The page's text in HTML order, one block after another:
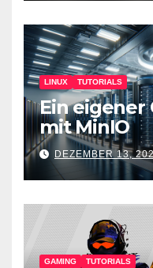
LINUX TUTORIALS
Ein eigener
mit MinIO
DEZEMBER 13,
GAMING TUTORIALS